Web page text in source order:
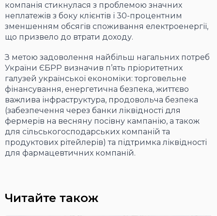
компанія стикнулася з проблемою значних
неплатежів з боку клієнтів і 30-процентним
зменшенням обсягів споживання електроенергії,
що призвело до втрати доходу.
З метою задоволення найбільш нагальних потреб
України ЄБРР визначив п’ять пріоритетних
галузей української економіки: торговельне
фінансування, енергетична безпека, життєво
важлива інфраструктура, продовольча безпека
(забезпечення через банки ліквідності для
фермерів на весняну посівну кампанію, а також
для сільськогосподарських компаній та
продуктових рітейлерів) та підтримка ліквідності
для фармацевтичних компаній.
Читайте також